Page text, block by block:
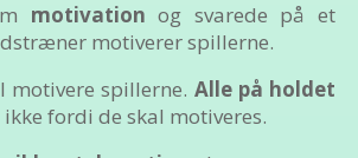
motivation og svarede på et
motiverer spillerne.
motivere spillerne. Alle på holdet
ikke fordi de skal motiveres.